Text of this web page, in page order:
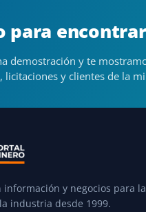
para
demostración y te
licitaciones y clientes de la
información y negocios para la
industria desde 1999.